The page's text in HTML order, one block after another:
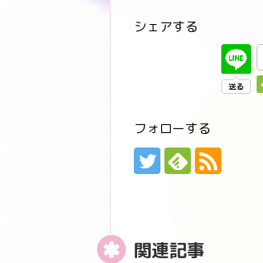
シェアする
フォローする
関連記事